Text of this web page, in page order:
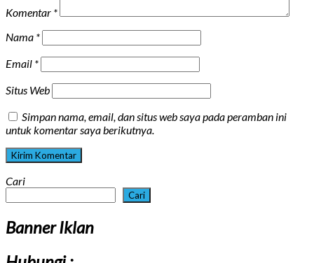
Komentar *
Nama *
Email *
Situs Web
Simpan nama, email, dan situs web saya pada peramban ini
untuk komentar saya berikutnya.
Cari
Cari
Banner Iklan